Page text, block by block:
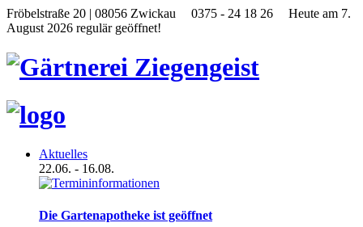
Fröbelstraße 20 | 08056 Zwickau 0375 - 24 18 26
Heute am 7.
August 2026 regulär geöffnet!
Aktuelles
22.06. - 16.08.
Die Gartenapotheke ist geöffnet